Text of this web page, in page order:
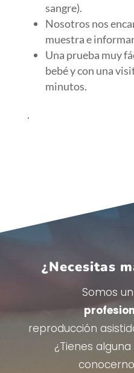
sangre).
Nosotros nos
muestra e
Una prueba muy
bebé y con una
minutos.
.
¿Necesitas
Somos
reproducción
¿Tienes